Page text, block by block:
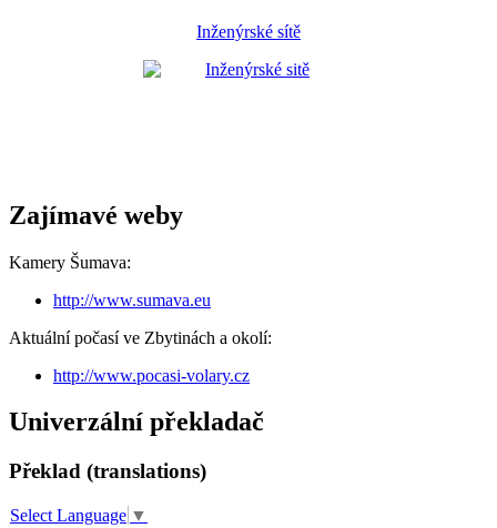
Inženýrské sítě
Zajímavé weby
Kamery Šumava:
http://www.sumava.eu
Aktuální počasí ve Zbytinách a okolí:
http://www.pocasi-volary.cz
Univerzální překladač
Překlad (translations)
Select Language ▼